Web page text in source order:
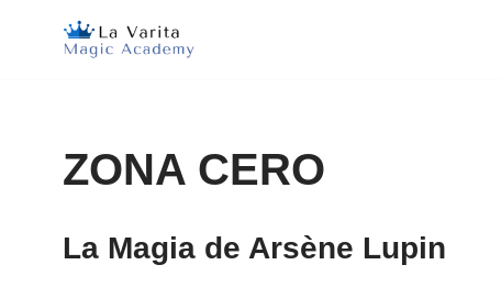
ZONA CERO
La Magia de Arsène Lupin